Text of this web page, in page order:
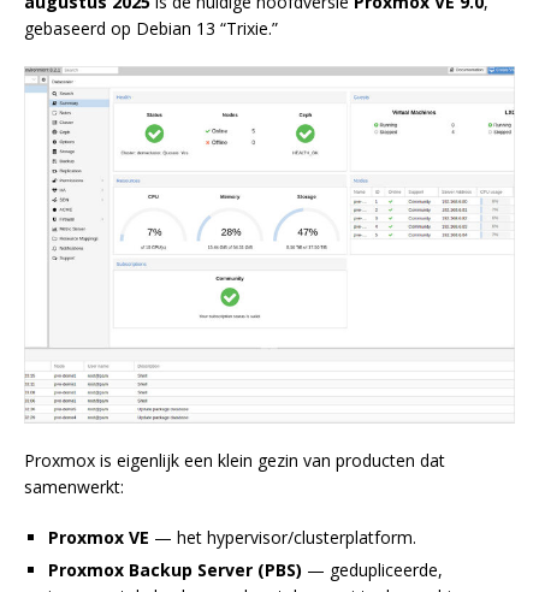
gebaseerd op Debian 13 “Trixie.”
Proxmox is eigenlijk een klein gezin van producten dat
samenwerkt:
Proxmox VE — het hypervisor/clusterplatform.
Proxmox Backup Server (PBS) — gedupliceerde,